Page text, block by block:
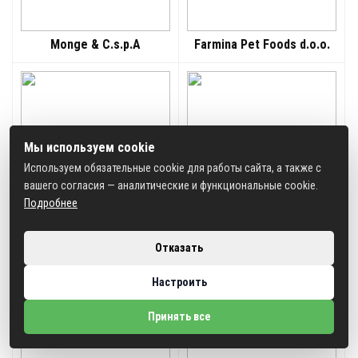
Monge & C.s.p.A Farmina Pet Foods d.o.о.
Hill’s Pet Nutrition ЗАО «РУСКАН»
Мы используем cookie
Используем обязательные cookie для работы сайта, а также с
вашего согласия — аналитические и функциональные cookie.
Подробнее
Отказать
Настроить
Принять все